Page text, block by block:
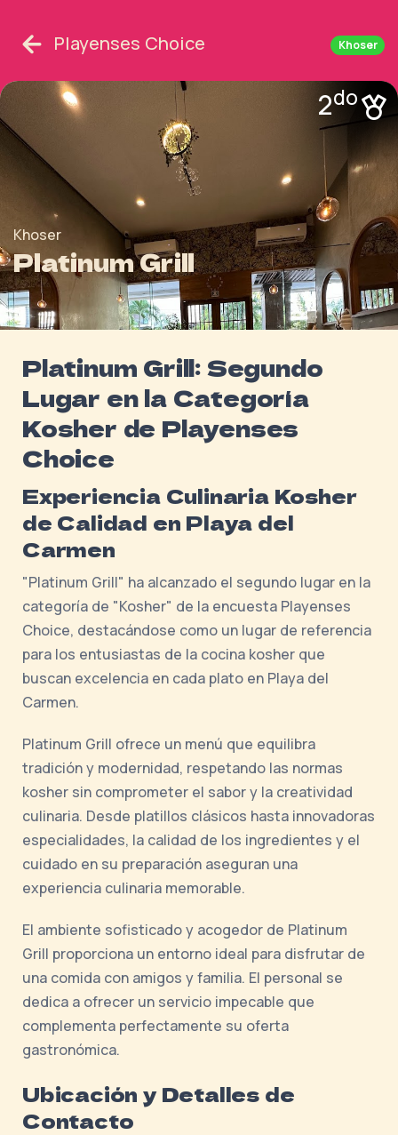
Playenses Choice Khoser
2do
Khoser
Platinum Grill
Platinum Grill: Segundo
Lugar en la Categoría
Kosher de Playenses
Choice
Experiencia Culinaria Kosher
de Calidad en Playa del
Carmen
"Platinum Grill" ha alcanzado el segundo lugar en la
categoría de "Kosher" de la encuesta Playenses
Choice, destacándose como un lugar de referencia
para los entusiastas de la cocina kosher que
buscan excelencia en cada plato en Playa del
Carmen.
Platinum Grill ofrece un menú que equilibra
tradición y modernidad, respetando las normas
kosher sin comprometer el sabor y la creatividad
culinaria. Desde platillos clásicos hasta innovadoras
especialidades, la calidad de los ingredientes y el
cuidado en su preparación aseguran una
experiencia culinaria memorable.
El ambiente sofisticado y acogedor de Platinum
Grill proporciona un entorno ideal para disfrutar de
una comida con amigos y familia. El personal se
dedica a ofrecer un servicio impecable que
complementa perfectamente su oferta
gastronómica.
Ubicación y Detalles de
Contacto